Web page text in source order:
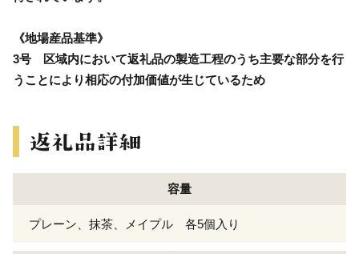
《地場産品基準》
3号 区域内において返礼品の製造工程のうち主要な部分を行
うことにより相応の付加価値が生じているため
容量
プレーン、抹茶、メイプル 各5個入り